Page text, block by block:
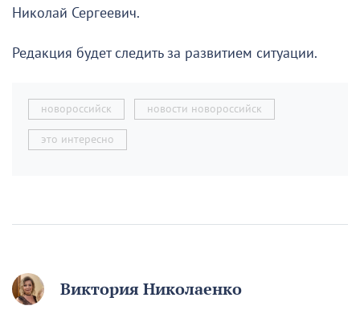
Николай Сергеевич.
Редакция будет следить за развитием ситуации.
новороссийск новости новороссийск
это интересно
Виктория Николаенко